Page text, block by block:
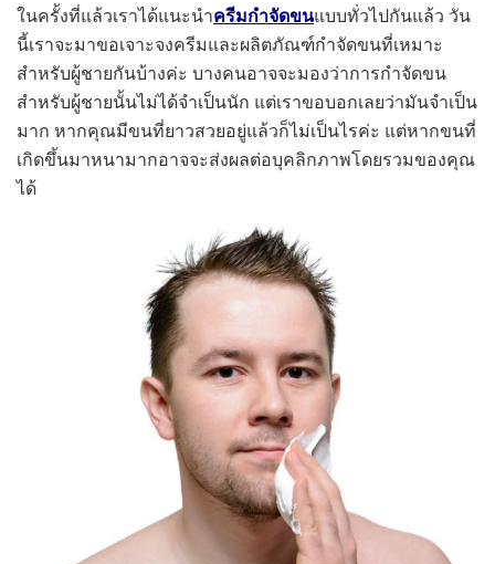
ในครั้งที่แล้วเราได้แนะนำครีมกำจัดขนแบบทั่วไปกันแล้ว วัน
นี้เราจะมาขอเจาะจงครีมและผลิตภัณฑ์กำจัดขนที่เหมาะ
สำหรับผู้ชายกันบ้างค่ะ บางคนอาจจะมองว่าการกำจัดขน
สำหรับผู้ชายนั้นไม่ได้จำเป็นนัก แต่เราขอบอกเลยว่ามันจำเป็น
มาก หากคุณมีขนที่ยาวสวยอยู่แล้วก็ไม่เป็นไรค่ะ แต่หากขนที่
เกิดขึ้นมาหนามากอาจจะส่งผลต่อบุคลิกภาพโดยรวมของคุณ
ได้